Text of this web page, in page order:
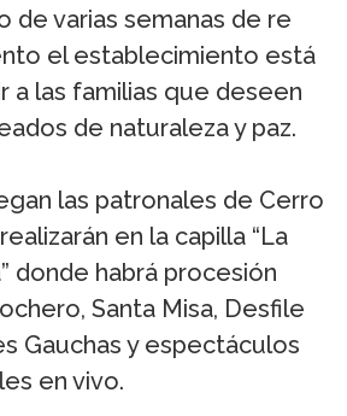
de varias semanas de re
el establecimiento está
a las familias que deseen
de naturaleza y paz.
las patronales de Cerro
en la capilla “La
donde habrá procesión
Santa Misa, Desfile
Gauchas y espectáculos
en vivo.